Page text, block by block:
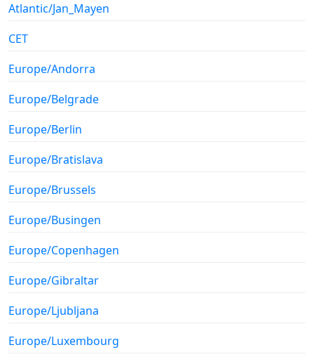
Atlantic/Jan_Mayen
CET
Europe/Andorra
Europe/Belgrade
Europe/Berlin
Europe/Bratislava
Europe/Brussels
Europe/Busingen
Europe/Copenhagen
Europe/Gibraltar
Europe/Ljubljana
Europe/Luxembourg